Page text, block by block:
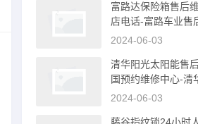
富路达保险箱售后
店电话-富路车业售
心
2024-06-03
清华阳光太阳能售
国预约维修中心-清
阳能售后服务电话
2024-06-03